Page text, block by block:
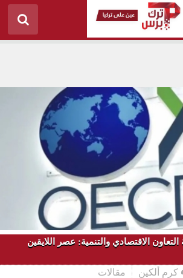
الاقتصادي والتنمية: عصر اللايقين
كرم ألكين مقالات